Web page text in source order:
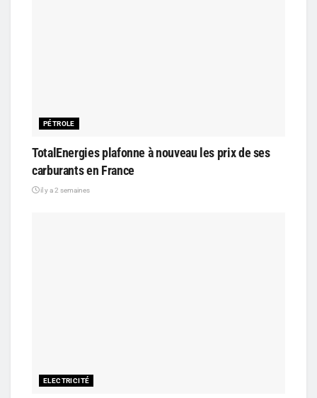
PÉTROLE
TotalEnergies plafonne à nouveau les prix de ses
carburants en France
il y a 2 semaines
ELECTRICITÉ